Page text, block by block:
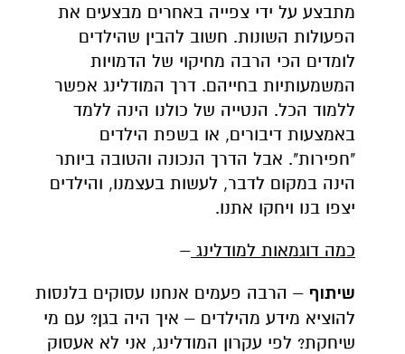
מתבצע על ידי צפייה באחרים מבצעים את
הפעולות השונות. חשוב להבין שהילדים
לומדים הכי הרבה מחיקוי של הדמויות
המשמעותיות בחייהם. דרך המודלינג אפשר
ללמוד הכל. הנטייה של כולנו הינה ללמד
באמצעות דיבורים, או בשפת הילדים
"חפירות". אבל הדרך הנכונה והטובה ביותר
הינה במקום לדבר, לעשות בעצמנו, והילדים
יצפו בנו ויחקו אתנו.
כמה דוגמאות למודלינג –
שיתוף – הרבה פעמים אנחנו עסוקים בלנסות
להוציא מידע מהילדים – איך היה בגן? עם מי
שיחקת? לפי עקרון המודלינג, אני לא אעסוק